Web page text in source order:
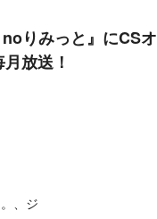
りみっと』にCSオ
放送！
、ジ